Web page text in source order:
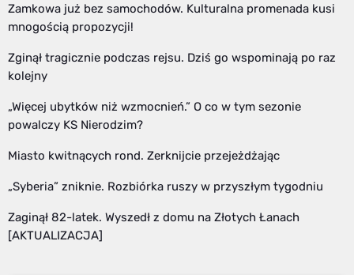
Zamkowa już bez samochodów. Kulturalna promenada kusi
mnogością propozycji!
Zginął tragicznie podczas rejsu. Dziś go wspominają po raz
kolejny
„Więcej ubytków niż wzmocnień.” O co w tym sezonie
powalczy KS Nierodzim?
Miasto kwitnących rond. Zerknijcie przejeżdżając
„Syberia” zniknie. Rozbiórka ruszy w przyszłym tygodniu
Zaginął 82-latek. Wyszedł z domu na Złotych Łanach
[AKTUALIZACJA]